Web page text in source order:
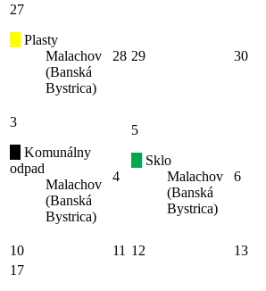
27
Plasty
Malachov
(Banská
Bystrica)
28 29 30
3
Komunálny
odpad
Malachov
(Banská
Bystrica)
4
5
Sklo
Malachov
(Banská
Bystrica)
6
10 11 12 13
17